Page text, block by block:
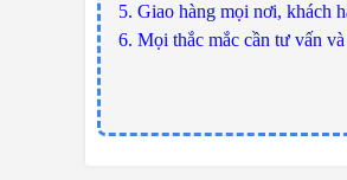
5. Giao hàng mọi nơi, khách
6. Mọi thắc mắc cần tư vấn